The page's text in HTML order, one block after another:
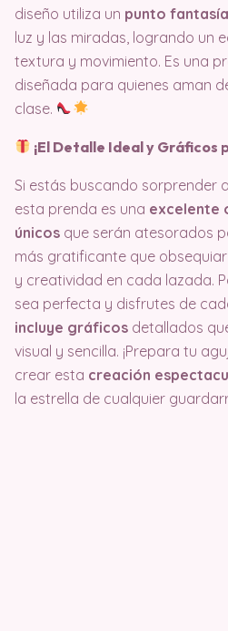
diseño utiliza un punto fantasía
luz y las miradas, logrando un
textura y movimiento. Es una
diseñada para quienes aman
clase.
¡El Detalle Ideal y Gráficos
Si estás buscando sorprender
esta prenda es una excelente
únicos que serán atesorados
más gratificante que
y creatividad en cada lazada.
sea perfecta y disfrutes de
incluye gráficos detallados
visual y sencilla. ¡Prepara tu
crear esta creación
la estrella de cualquier